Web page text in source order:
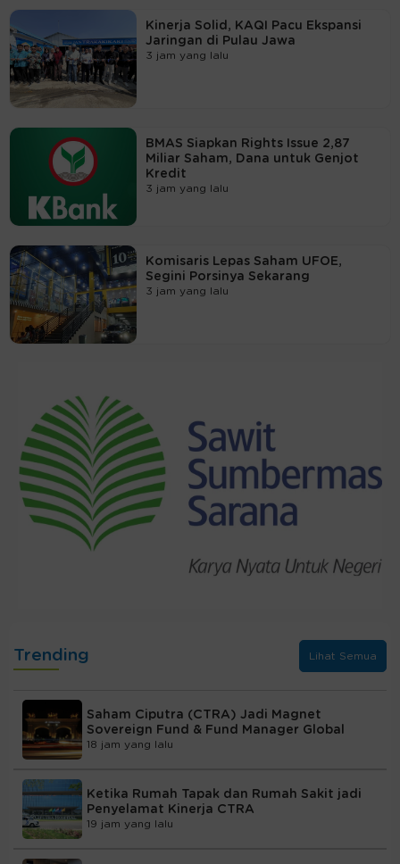
Kinerja Solid, KAQI Pacu Ekspansi
Jaringan di Pulau Jawa
3 jam yang lalu
BMAS Siapkan Rights Issue 2,87
Miliar Saham, Dana untuk Genjot
Kredit
3 jam yang lalu
Komisaris Lepas Saham UFOE,
Segini Porsinya Sekarang
3 jam yang lalu
Trending Lihat Semua
Saham Ciputra (CTRA) Jadi Magnet
Sovereign Fund & Fund Manager Global
18 jam yang lalu
Ketika Rumah Tapak dan Rumah Sakit jadi
Penyelamat Kinerja CTRA
19 jam yang lalu